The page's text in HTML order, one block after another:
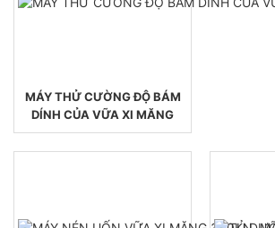
MÁY THỬ CƯỜNG ĐỘ BÁM
DÍNH CỦA VỮA XI MĂNG